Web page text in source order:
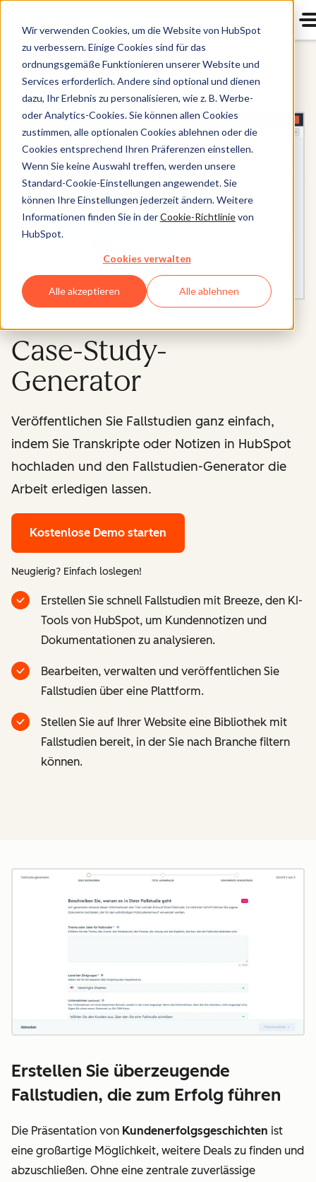
Wir verwenden Cookies, um die Website von HubSpot
zu verbessern. Einige Cookies sind für das
ordnungsgemäße Funktionieren unserer Website und
Services erforderlich. Andere sind optional und dienen
dazu, Ihr Erlebnis zu personalisieren, wie z. B. Werbe-
oder Analytics-Cookies. Sie können allen Cookies
zustimmen, alle optionalen Cookies ablehnen oder die
Cookies entsprechend Ihren Präferenzen einstellen.
Wenn Sie keine Auswahl treffen, werden unsere
Standard-Cookie-Einstellungen angewendet. Sie
können Ihre Einstellungen jederzeit ändern. Weitere
Informationen finden Sie in derCookie-Richtlinievon
HubSpot.
Cookies verwalten
Alle akzeptieren Alle ablehnen
Content Hub
Case-Study-
Generator
Veröffentlichen Sie Fallstudien ganz einfach,
indem Sie Transkripte oder Notizen in HubSpot
hochladen und den Fallstudien-Generator die
Arbeit erledigen lassen.
Kostenlose Demo starten
Neugierig? Einfach loslegen!
Erstellen Sie schnell Fallstudien mit Breeze, den KI-
Tools von HubSpot, um Kundennotizen und
Dokumentationen zu analysieren.
Bearbeiten, verwalten und veröffentlichen Sie
Fallstudien über eine Plattform.
Stellen Sie auf Ihrer Website eine Bibliothek mit
Fallstudien bereit, in der Sie nach Branche filtern
können.
Erstellen Sie überzeugende
Fallstudien, die zum Erfolg führen
Die Präsentation von Kundenerfolgsgeschichten ist
eine großartige Möglichkeit, weitere Deals zu finden und
abzuschließen. Ohne eine zentrale zuverlässige